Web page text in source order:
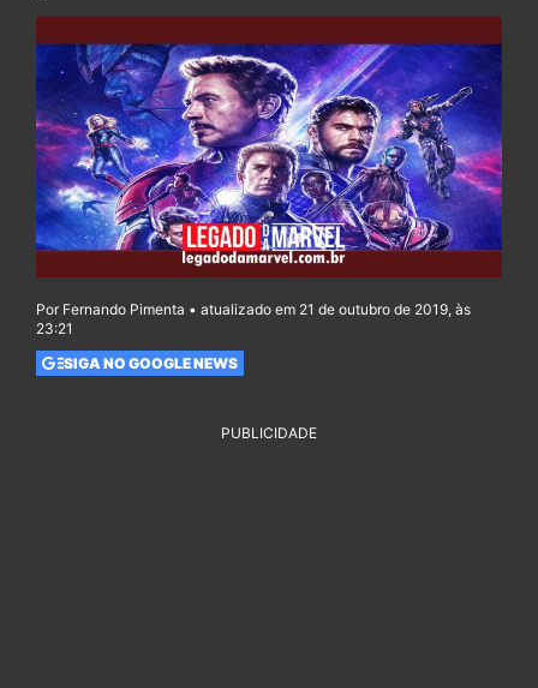
Por Fernando Pimenta • atualizado em 21 de outubro de 2019, às
23:21
SIGA NO GOOGLE NEWS
PUBLICIDADE